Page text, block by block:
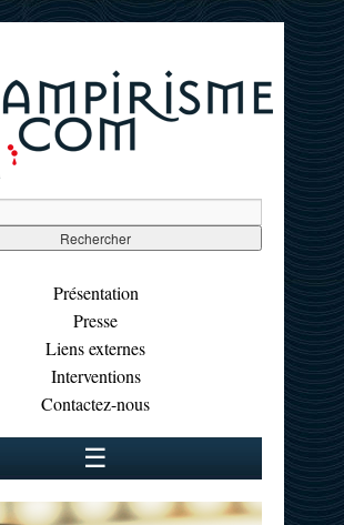
Présentation
Presse
Liens externes
Interventions
Contactez-nous
☰